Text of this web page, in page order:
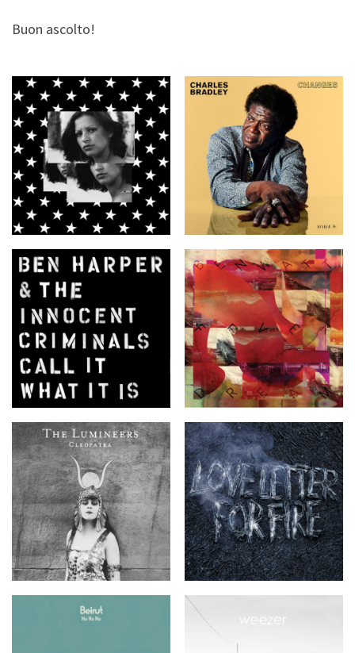
Buon ascolto!